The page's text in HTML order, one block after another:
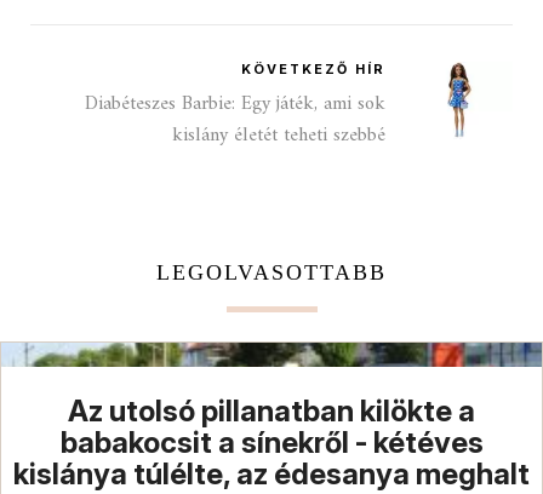
KÖVETKEZŐ HÍR
Diabéteszes Barbie: Egy játék, ami sok
kislány életét teheti szebbé
LEGOLVASOTTABB
Az utolsó pillanatban kilökte a
babakocsit a sínekről - kétéves
kislánya túlélte, az édesanya meghalt